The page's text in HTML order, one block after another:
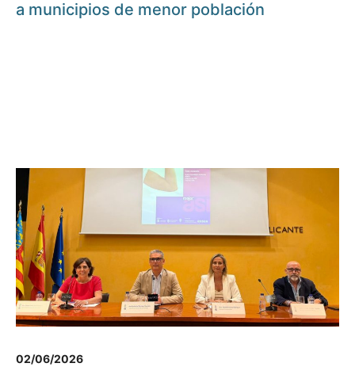
a municipios de menor población
02/06/2026